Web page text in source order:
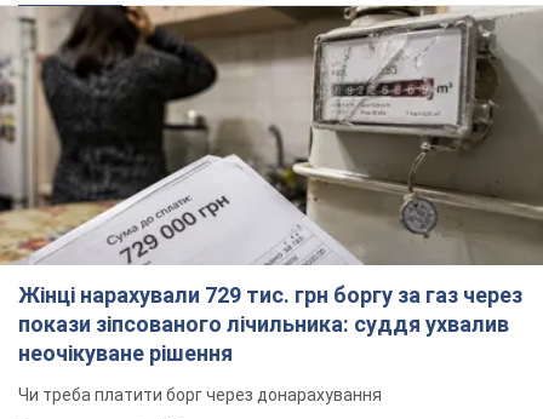
Жінці нарахували 729 тис. грн боргу за газ через
покази зіпсованого лічильника: суддя ухвалив
неочікуване рішення
Чи треба платити борг через донарахування